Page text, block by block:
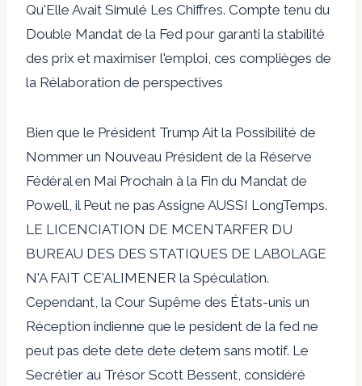
Qu'Elle Avait Simulé Les Chiffres. Compte tenu du
Double Mandat de la Fed pour garanti la stabilité
des prix et maximiser l'emploi, ces complièges de
la Rélaboration de perspectives
Bien que le Président Trump Ait la Possibilité de
Nommer un Nouveau Président de la Réserve
Fédéral en Mai Prochain à la Fin du Mandat de
Powell, il Peut ne pas Assigne AUSSI LongTemps.
LE LICENCIATION DE MCENTARFER DU
BUREAU DES DES STATIQUES DE LABOLAGE
N'A FAIT CE'ALIMENER la Spéculation.
Cependant, la Cour Supême des États-unis un
Réception indienne que le pesident de la fed ne
peut pas dete dete dete detem sans motif. Le
Secrétier au Trésor Scott Bessent, considéré